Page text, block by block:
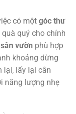
có một góc thư
quý cho chính
vườn phù hợp
khoảng dừng
lại, lấy lại cân
năng lượng nhẹ